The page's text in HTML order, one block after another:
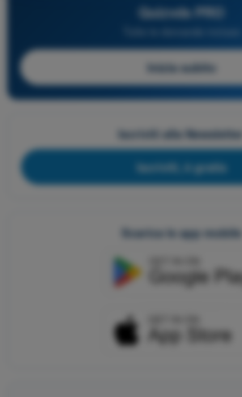
Quizvds PRO
Inizia subito
Iscriviti alla Newsletter
Iscriviti, è gratis
Scarica le app mobile